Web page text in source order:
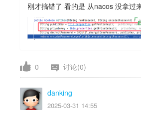
刚才搞错了 看的是 从nacos 没拿过
0 讨论(0)
danking
2025-03-31 14:55